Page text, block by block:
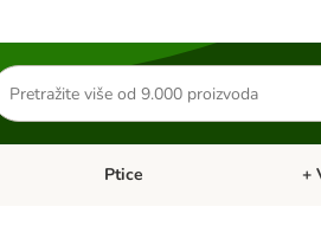
Pregled kategorija: Male
Ptice +